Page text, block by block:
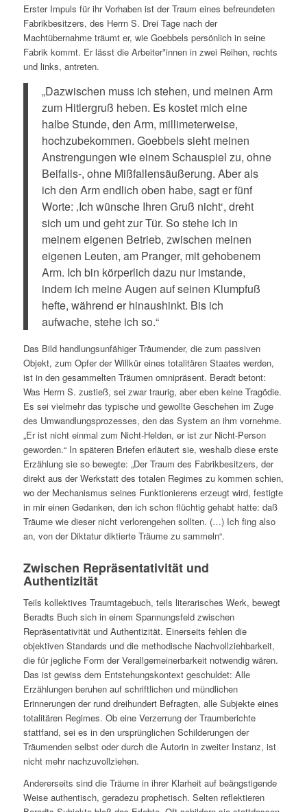
Erster Impuls für ihr Vorhaben ist der Traum eines befreundeten
Fabrikbesitzers, des Herrn S. Drei Tage nach der
Machtübernahme träumt er, wie Goebbels persönlich in seine
Fabrik kommt. Er lässt die Arbeiter*innen in zwei Reihen, rechts
und links, antreten.
„Dazwischen muss ich stehen, und meinen Arm
zum Hitlergruß heben. Es kostet mich eine
halbe Stunde, den Arm, millimeterweise,
hochzubekommen. Goebbels sieht meinen
Anstrengungen wie einem Schauspiel zu, ohne
Beifalls-, ohne Mißfallensäußerung. Aber als
ich den Arm endlich oben habe, sagt er fünf
Worte: ‚Ich wünsche Ihren Gruß nicht‘, dreht
sich um und geht zur Tür. So stehe ich in
meinem eigenen Betrieb, zwischen meinen
eigenen Leuten, am Pranger, mit gehobenem
Arm. Ich bin körperlich dazu nur imstande,
indem ich meine Augen auf seinen Klumpfuß
hefte, während er hinaushinkt. Bis ich
aufwache, stehe ich so.“
Das Bild handlungsunfähiger Träumender, die zum passiven
Objekt, zum Opfer der Willkür eines totalitären Staates werden,
ist in den gesammelten Träumen omnipräsent. Beradt betont:
Was Herrn S. zustieß, sei zwar traurig, aber eben keine Tragödie.
Es sei vielmehr das typische und gewollte Geschehen im Zuge
des Umwandlungsprozesses, den das System an ihm vornehme.
„Er ist nicht einmal zum Nicht-Helden, er ist zur Nicht-Person
geworden.“ In späteren Briefen erläutert sie, weshalb diese erste
Erzählung sie so bewegte: „Der Traum des Fabrikbesitzers, der
direkt aus der Werkstatt des totalen Regimes zu kommen schien,
wo der Mechanismus seines Funktionierens erzeugt wird, festigte
in mir einen Gedanken, den ich schon flüchtig gehabt hatte: daß
Träume wie dieser nicht verlorengehen sollten. (…) Ich fing also
an, von der Diktatur diktierte Träume zu sammeln“.
Zwischen Repräsentativität und
Authentizität
Teils kollektives Traumtagebuch, teils literarisches Werk, bewegt
Beradts Buch sich in einem Spannungsfeld zwischen
Repräsentativität und Authentizität. Einerseits fehlen die
objektiven Standards und die methodische Nachvollziehbarkeit,
die für jegliche Form der Verallgemeinerbarkeit notwendig wären.
Das ist gewiss dem Entstehungskontext geschuldet: Alle
Erzählungen beruhen auf schriftlichen und mündlichen
Erinnerungen der rund dreihundert Befragten, alle Subjekte eines
totalitären Regimes. Ob eine Verzerrung der Traumberichte
stattfand, sei es in den ursprünglichen Schilderungen der
Träumenden selbst oder durch die Autorin in zweiter Instanz, ist
nicht mehr nachzuvollziehen.
Andererseits sind die Träume in ihrer Klarheit auf beängstigende
Weise authentisch, geradezu prophetisch. Selten reflektieren